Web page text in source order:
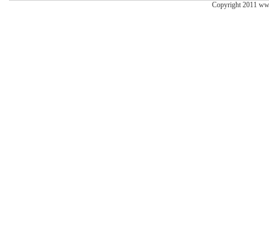
Copyright 2011